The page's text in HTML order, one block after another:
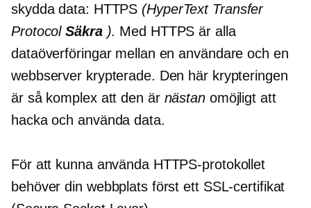
skydda data: HTTPS (HyperText Transfer
ProtocolSäkra ). Med HTTPS är alla
dataöverföringar mellan en användare och en
webbserver krypterade. Den här krypteringen
är så komplex att den är nästanomöjligt att
hacka och använda data.
För att kunna använda HTTPS-protokollet
behöver din webbplats först ett SSL-certifikat